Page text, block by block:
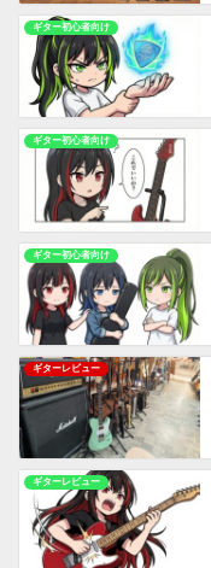
ギター初心者向け
ギター初心者向け
ギター初心者向け
ギターレビュー
ギターレビュー